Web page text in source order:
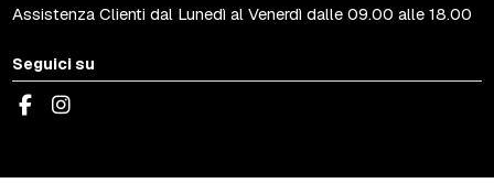
Assistenza Clienti dal Lunedì al Venerdì dalle 09.00 alle 18.00
Seguici su